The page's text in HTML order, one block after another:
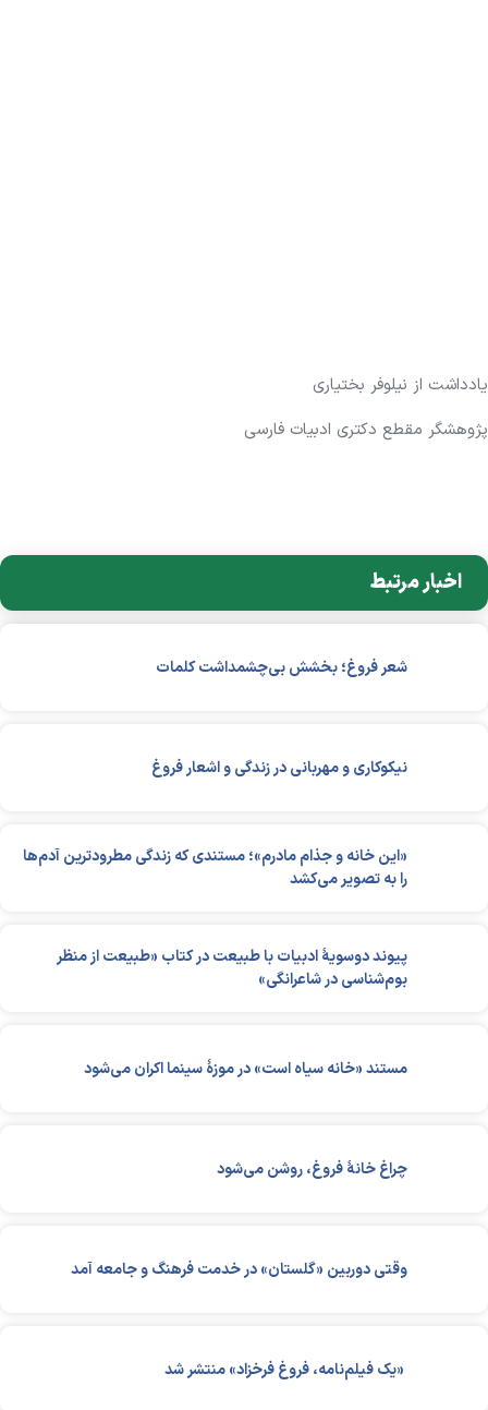
یادداشت از نیلوفر بختیاری
پژوهشگر مقطع دکتری ادبیات فارسی
اخبار مرتبط
شعر فروغ؛ بخشش بی‌چشمداشت کلمات
نیکوکاری و مهربانی در زندگی و اشعار فروغ
«این خانه و جذام مادرم»؛ مستندی که زندگی مطرودترین آدم‌ها
را به تصویر می‌کشد
پیوند دوسویۀ ادبیات با طبیعت در کتاب «طبیعت از منظر
بوم‌شناسی در شاعرانگی»
مستند «خانه سیاه است» در موزۀ سینما اکران می‌شود
چراغ خانۀ فروغ، روشن می‌شود
وقتی دوربین «گلستان» در خدمت فرهنگ و جامعه آمد
«یک فیلم‌نامه، فروغ فرخزاد» منتشر شد